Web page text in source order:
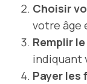
Choisir
votre âge
Remplir
indiquant
Payer les